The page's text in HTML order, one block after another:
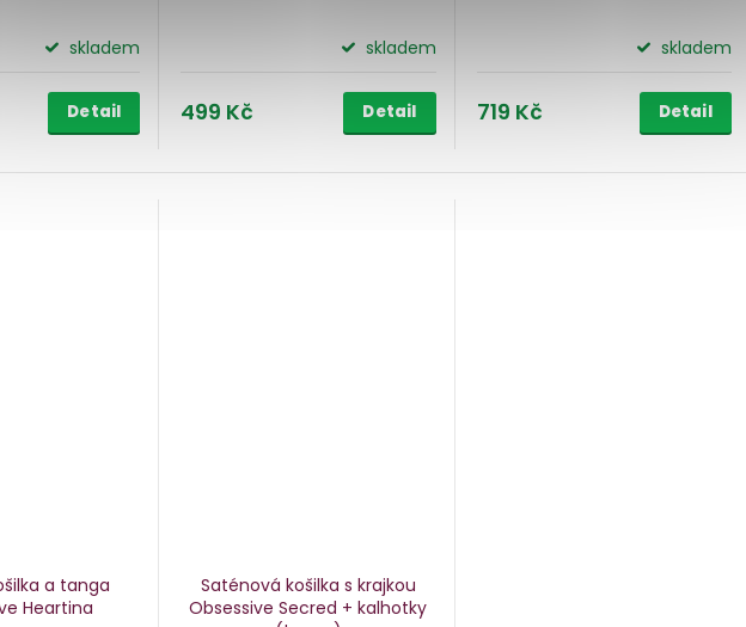
skladem
Detail
skladem
499 Kč Detail
skladem
719 Kč Detail
a tanga
Heartina
Saténová košilka s krajkou
Obsessive Secred + kalhotky